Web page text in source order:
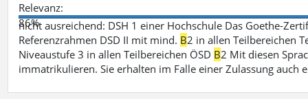
Relevanz:
86%
nicht ausreichend: DSH 1 einer Hochschule Das Goethe-
Referenzrahmen DSD II mit mind. B2 in allen Teilbereichen
Niveaustufe 3 in allen Teilbereichen ÖSD B2 Mit diesen
immatrikulieren. Sie erhalten im Falle einer Zulassung auch